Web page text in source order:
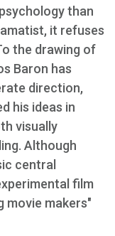
than
it refuses
the drawing of
Baron has
direction,
his ideas in
visually
Although
central
film
movie makers"